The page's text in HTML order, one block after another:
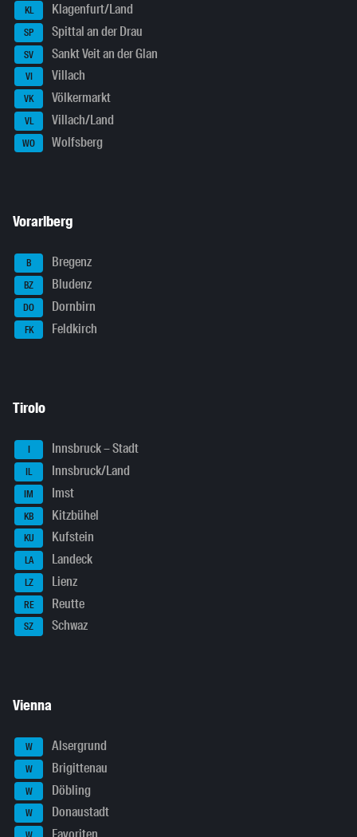
KL Klagenfurt/Land
SP Spittal an der Drau
SV Sankt Veit an der Glan
VI Villach
VK Völkermarkt
VL Villach/Land
WO Wolfsberg
Vorarlberg
B Bregenz
BZ Bludenz
DO Dornbirn
FK Feldkirch
Tirolo
I Innsbruck – Stadt
IL Innsbruck/Land
IM Imst
KB Kitzbühel
KU Kufstein
LA Landeck
LZ Lienz
RE Reutte
SZ Schwaz
Vienna
W Alsergrund
W Brigittenau
W Döbling
W Donaustadt